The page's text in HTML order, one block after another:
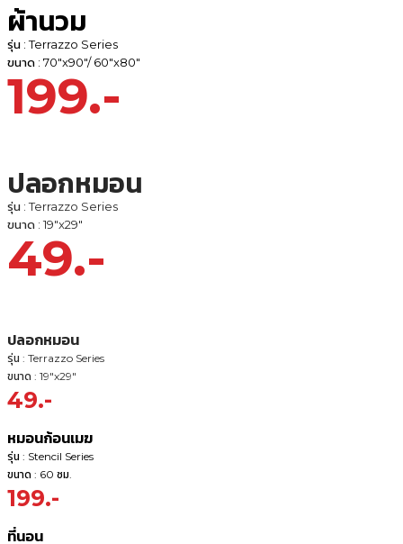
ผ้านวม
รุ่น : Terrazzo Series
ขนาด : 70"x90"/ 60"x80"
199.-
ปลอกหมอน
รุ่น : Terrazzo Series
ขนาด : 19"x29"
49.-
ปลอกหมอน
รุ่น : Terrazzo Series
ขนาด : 19"x29"
49.-
หมอนก้อนเมฆ
รุ่น : Stencil Series
ขนาด : 60 ซม.
199.-
ที่นอน